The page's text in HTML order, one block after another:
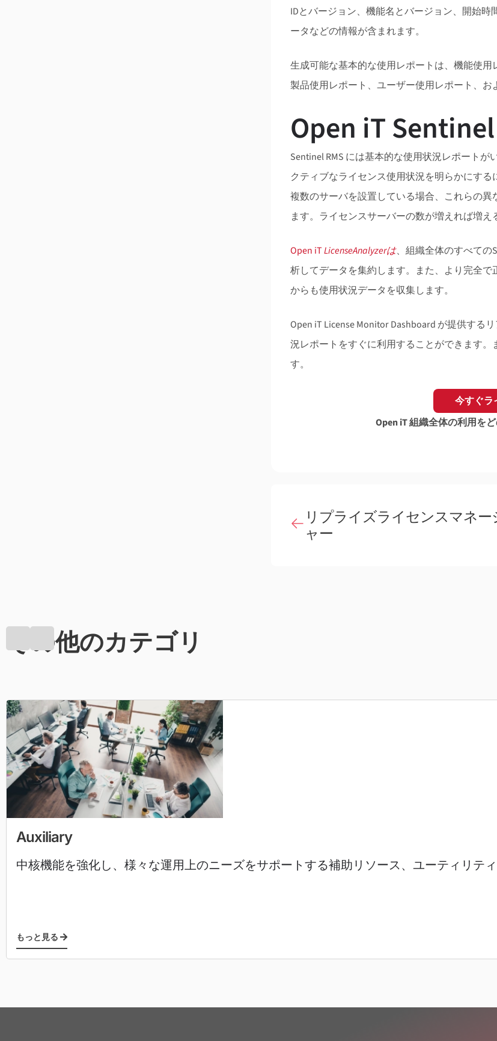
IDとバージョン、機能名とバージョン、開始
ータなどの情報が含まれます。
生成可能な基本的な使用レポートは、機能使用
製品使用レポート、ユーザー使用レポート、お
Open iT
Sentinel RMS には基本的な使用状況レポート
クティブなライセンス使用状況を明らかにす
複数のサーバを設置している場合、これらの
ます。ライセンスサーバーの数が増えれば増
Open iTLicenseAnalyzerは、組織全体のすべての
析してデータを集約します。また、より完全
からも使用状況データを収集します。
Open iT License Monitor Dashboard が提供す
況レポートをすぐに利用することができます
す。
今すぐラ
Open iT 組織全体の利用を
リプライズライセンスマネー
ャー
その他のカテゴリ
Auxiliary
中核機能を強化し、様々な運用上のニーズをサポートする補助リソース、ユーティリティ
もっと見る